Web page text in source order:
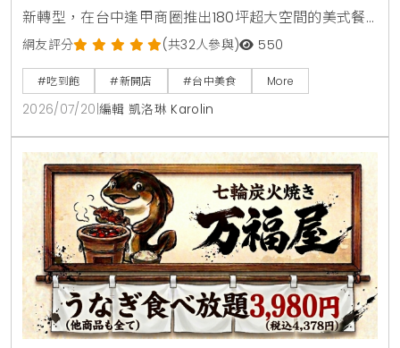
新轉型，在台中逢甲商圈推出180坪超大空間的美式餐
酒館新店型。主打從早午餐，商業午餐到深夜餐酒全時
段供應，平日點早午餐加49元，晚上週末加99元即享
自助沙拉吧，路易莎咖啡無限續。商業午餐240元起，
更提供現烤披薩，各式烤串與超過100款世界微醺飲
品，是台中西屯朋友聚會，看球賽放鬆的寶藏餐廳。
網友評分 (共32人參與) 550
#吃到飽 #新開店 #台中美食 More
2026/07/20 編輯 凱洛琳 Karolin